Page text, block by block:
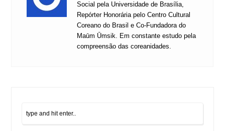
Social pela Universidade de Brasília,
Repórter Honorária pelo Centro Cultural
Coreano do Brasil e Co-Fundadora do
Maūm Ūmsik. Em constante estudo pela
compreensão das coreanidades.